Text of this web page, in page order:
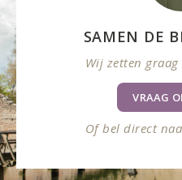
SAMEN DE
Wij zetten
VRAAG
Of bel direct